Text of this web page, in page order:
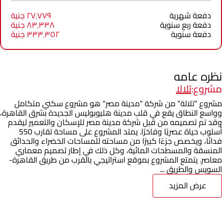
دفعة شهرية ٢٧٬٧٧٩ جنية
دفعة ربع سنوية ٨٣٬٣٣٨ جنية
دفعة سنوية ٣٣٣٬٣٥٢ جنية
نظره عامه
مشروع:تلالا
مشروع "تلالة" من شركة "مدينة مصر" هو مشروع سكني متكامل
وواسع النطاق يقع في قلب مدينة هليوبوليس الجديدة بشرق القاهرة،
وقد تم تصميمه من قبل شركة مدينة مصر للإسكان والتعمير ليقدم
أسلوب حياة عصريًا وفاخرًا. يمتد المشروع على مساحة تقارب 550
فدانًا، ويخصص جزءًا كبيرًا من مساحته للمساحات الخضراء والحدائق
المنسقة والمسطحات المائية، وكل ذلك في إطار تصميم معماري
معاصر. يتمتع المشروع بموقع استراتيجي بالقرب من طريق القاهرة-
السويس والطريق ...
عرض المزيد